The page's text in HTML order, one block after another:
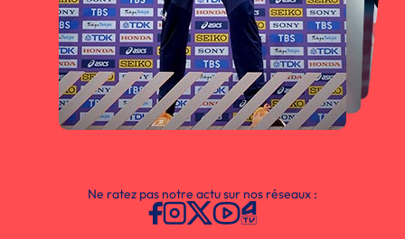
Ne ratez pas notre actu sur nos réseaux :